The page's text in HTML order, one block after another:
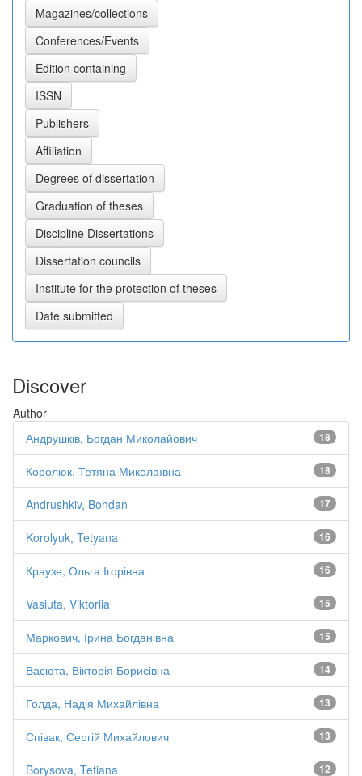
Discover
Author
18
Андрушків, Богдан Миколайович
18
Королюк, Тетяна Миколаївна
17
Andrushkiv, Bohdan
16
Korolyuk, Tetyana
16
Краузе, Ольга Ігорівна
15
Vasiuta, Viktoriia
15
Маркович, Ірина Богданівна
14
Васюта, Вікторія Борисівна
13
Голда, Надія Михайлівна
13
Співак, Сергій Михайлович
12
Borysova, Tetiana